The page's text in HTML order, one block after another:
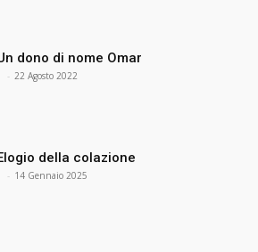
dono di nome Omar
- 22 Agosto 2022
della colazione
- 14 Gennaio 2025